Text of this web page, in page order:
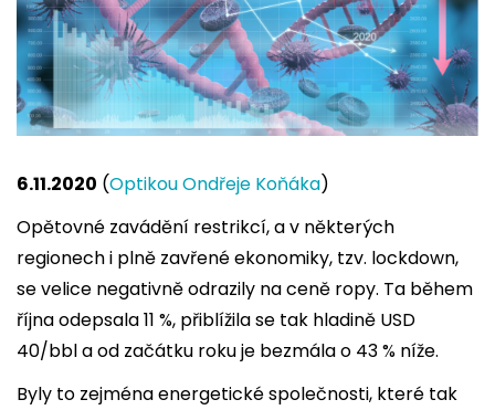
6.11.2020 (Optikou Ondřeje Koňáka)
Opětovné zavádění restrikcí, a v některých
regionech i plně zavřené ekonomiky, tzv. lockdown,
se velice negativně odrazily na ceně ropy. Ta během
října odepsala 11 %, přiblížila se tak hladině USD
40/bbl a od začátku roku je bezmála o 43 % níže.
Byly to zejména energetické společnosti, které tak